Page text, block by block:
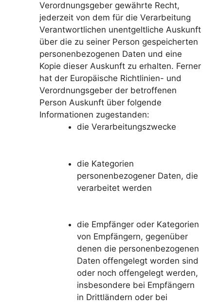
Verordnungsgeber gewährte Recht,
jederzeit von dem für die Verarbeitung
Verantwortlichen unentgeltliche Auskunft
über die zu seiner Person gespeicherten
personenbezogenen Daten und eine
Kopie dieser Auskunft zu erhalten. Ferner
hat der Europäische Richtlinien- und
Verordnungsgeber der betroffenen
Person Auskunft über folgende
Informationen zugestanden:
die Verarbeitungszwecke
die Kategorien
personenbezogener Daten, die
verarbeitet werden
die Empfänger oder Kategorien
von Empfängern, gegenüber
denen die personenbezogenen
Daten offengelegt worden sind
oder noch offengelegt werden,
insbesondere bei Empfängern
in Drittländern oder bei